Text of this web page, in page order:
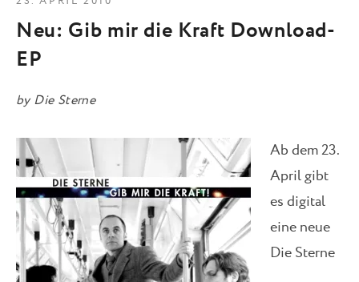
Neu: Gib mir die Kraft Download-
EP
by Die Sterne
Ab dem 23.
April gibt
es digital
eine neue
Die Sterne